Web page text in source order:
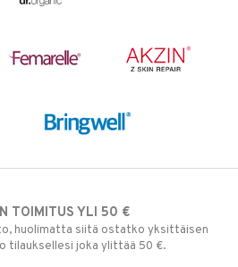
TOIMITUS YLI 50 €
huolimatta siitä ostatko yksittäisen
tilauksellesi joka ylittää 50 €.